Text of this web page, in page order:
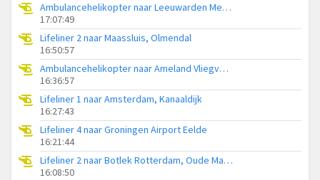
Ambulancehelikopter naar Leeuwarden Medical Center Heliport
17:07:49
Lifeliner 2 naar Maassluis, Olmendal
16:50:57
Ambulancehelikopter naar Ameland Vliegveld Ballum
16:36:57
Lifeliner 1 naar Amsterdam, Kanaaldijk
16:27:43
Lifeliner 4 naar Groningen Airport Eelde
16:21:44
Lifeliner 2 naar Botlek Rotterdam, Oude Maasweg
16:08:50